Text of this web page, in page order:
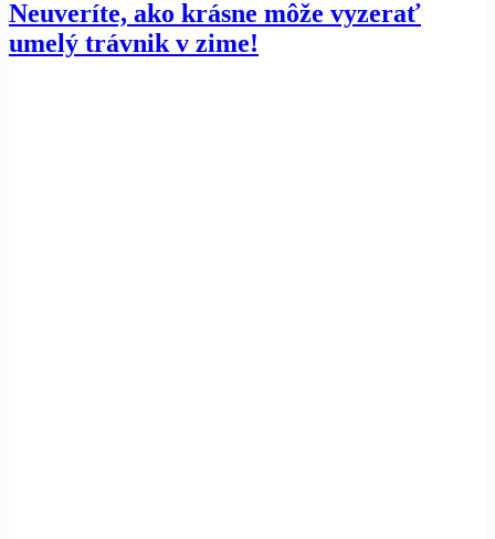
Neuveríte, ako krásne môže vyzerať
umelý trávnik v zime!